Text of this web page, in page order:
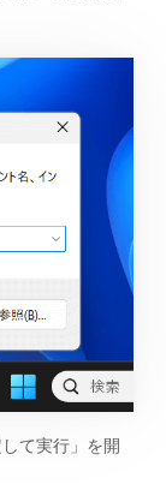
て実行」を開